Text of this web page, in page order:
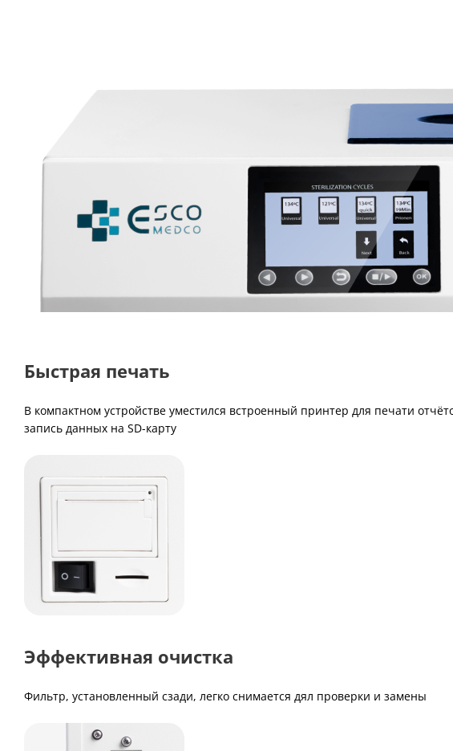
Быстрая печать
В компактном устройстве уместился встроенный принтер для печати
запись данных на SD-карту
Эффективная очистка
Фильтр, установленный сзади, легко снимается дял проверки и замены